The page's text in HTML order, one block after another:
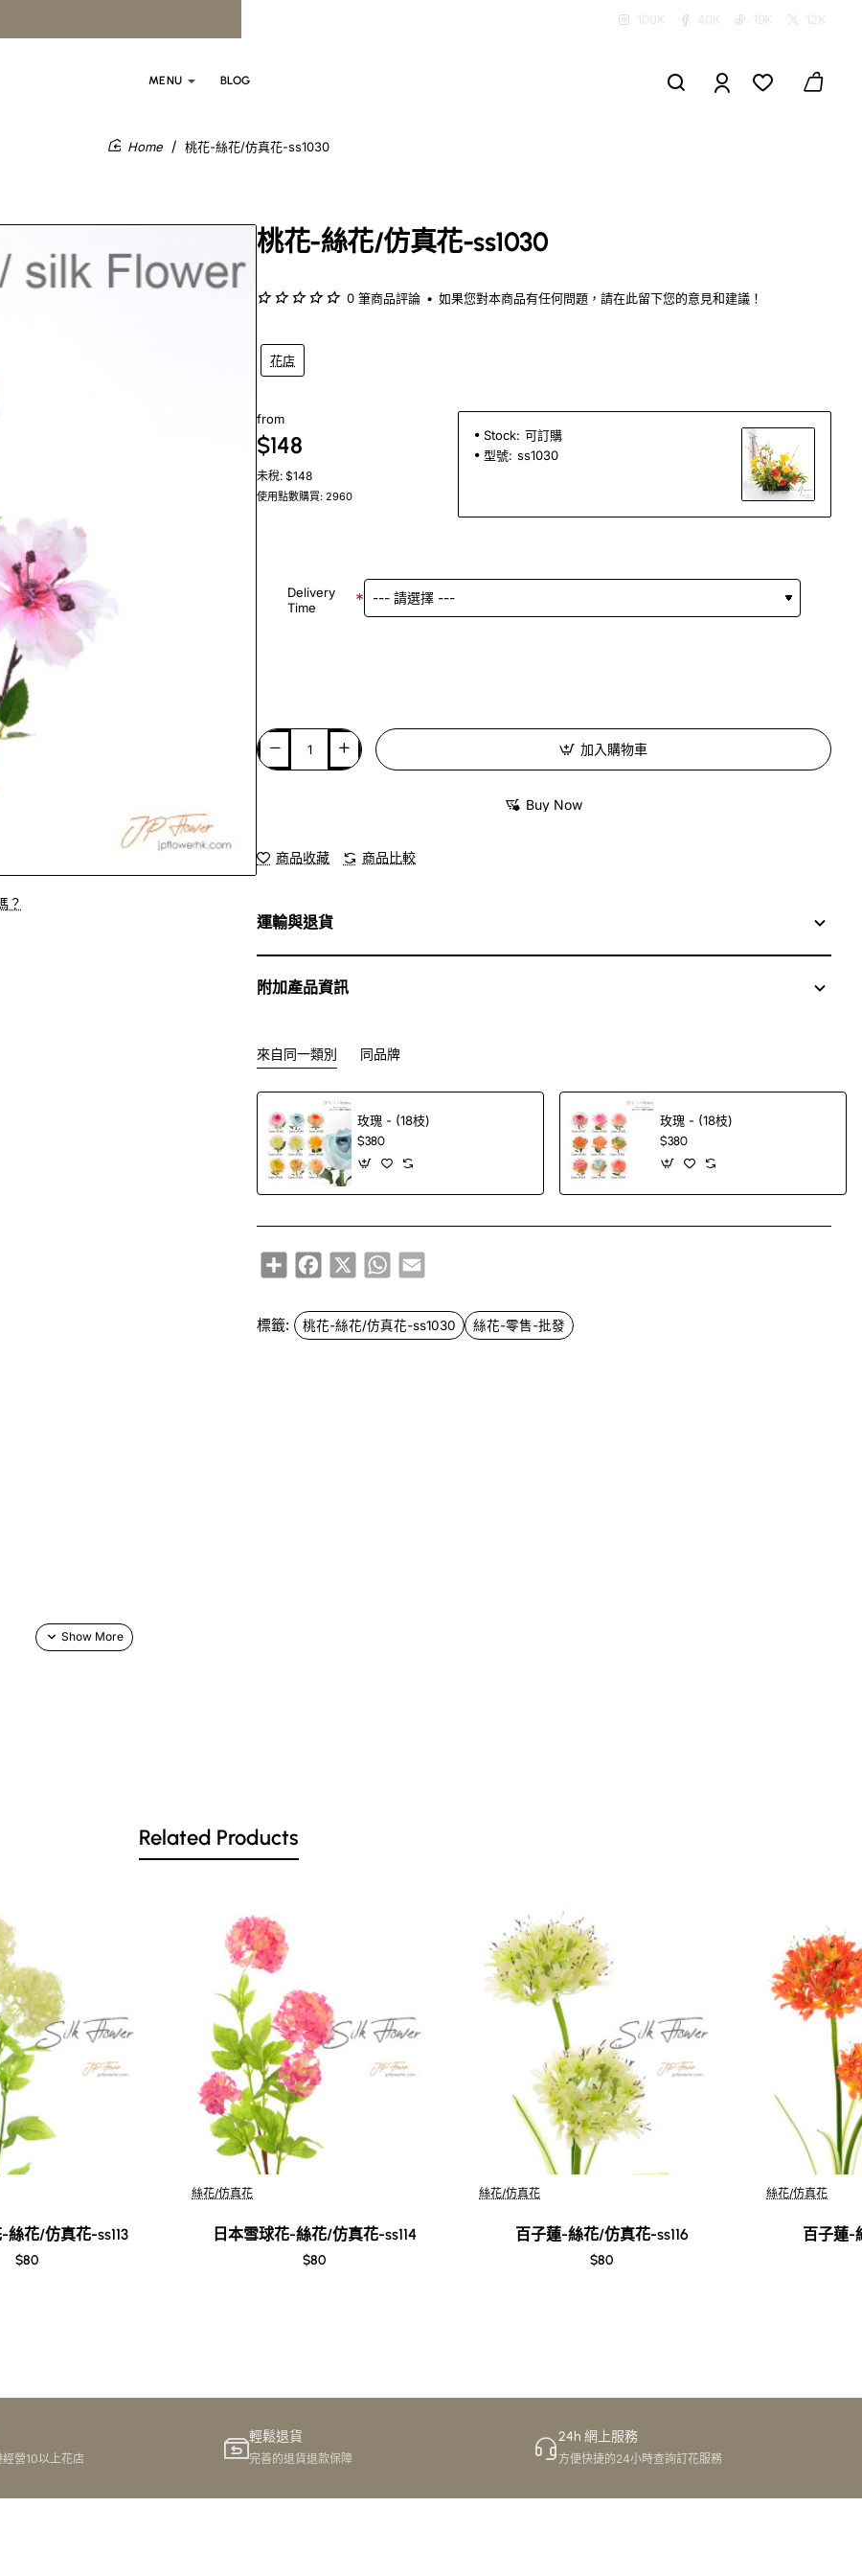
100K 40K 19K 12K
MENU BLOG
桃花-絲花/仿真花-ss1030
？
桃花-絲花/仿真花-ss1030
花店
0 筆商品評論 • 如果您對本商品有任何問題，請在此留下您的意見和建議！
from
$148
未稅: $148
使用點數購買: 2960
Stock: 可訂購
型號: ss1030
Delivery
Time
加入購物車
Buy Now
商品收藏 商品比較
運輸與退貨
附加產品資訊
來自同一類別 同品牌
玫瑰 - (18枝)
$380
玫瑰 - (18枝)
$380
ShareFacebook
X WhatsApp
Email
標籤: 桃花-絲花/仿真花-ss1030 絲花-零售-批發
張, 歡迎到本花店查詢或網上訂購
品時敬請注意.
讀花店內
Related Products
絲花/仿真花-ss113
$80
Out Of Stock
絲花/仿真花
日本雪球花-絲花/仿真花-ss114
$80
Out Of Stock
絲花/仿真花
百子蓮-絲花/仿真花-ss116
$80
Out Of Stock
絲花/仿真花
百子蓮-
營10以上花店
輕鬆退貨
完善的退貨退款保障
24h 網上服務
方便快捷的24小時查詢訂花服務